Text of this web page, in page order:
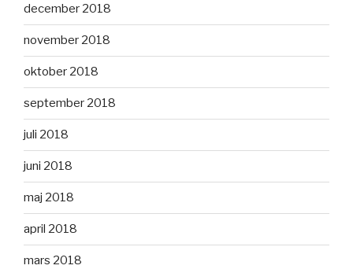
december 2018
november 2018
oktober 2018
september 2018
juli 2018
juni 2018
maj 2018
april 2018
mars 2018